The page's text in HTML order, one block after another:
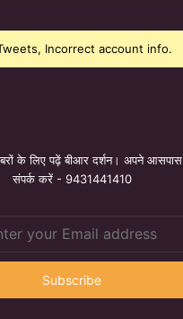
Incorrect account info.
के लिए पढ़ें बीआर दर्शन। अपने
संपर्क करें - 9431441410